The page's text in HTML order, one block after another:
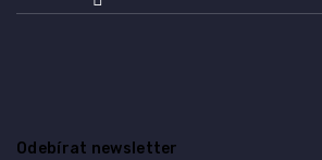
Odebírat newsletter